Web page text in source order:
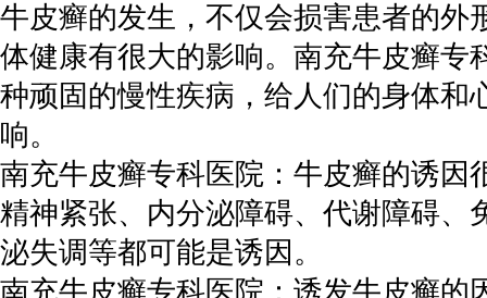
牛皮癣的发生，不仅会损害患者的外
体健康有很大的影响。南充牛皮癣专
种顽固的慢性疾病，给人们的身体和
响。
南充牛皮癣专科医院：牛皮癣的诱因
精神紧张、内分泌障碍、代谢障碍、
泌失调等都可能是诱因。
南充牛皮癣专科医院：诱发牛皮癣的